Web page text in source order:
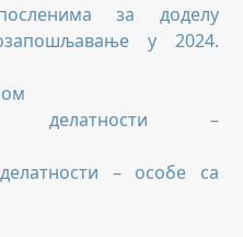
за доделу
у 2024.
делатности –
– особе са